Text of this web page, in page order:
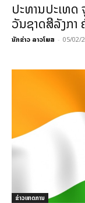
ປະທານປະເທດ
ວັນຊາດສີລັງກ
ນັກຂ່າວ ລາວໂພສ - 05/02/
ຂ່າວເຫດການ